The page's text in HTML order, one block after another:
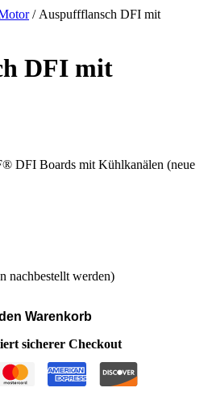
/ Auspuffflansch DFI mit
DFI mit
DFI Boards mit Kühlkanälen (neue
nachbestellt werden)
den Warenkorb
sicherer Checkout